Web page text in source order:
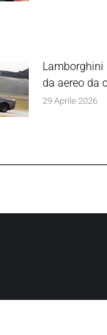
Lamborghini
da aereo da
29 Aprile 2026